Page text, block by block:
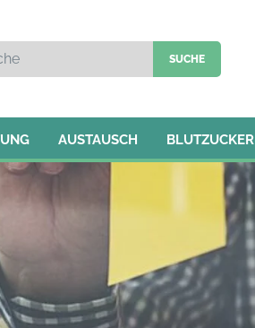
AUSTAUSCH BLUTZUCKER